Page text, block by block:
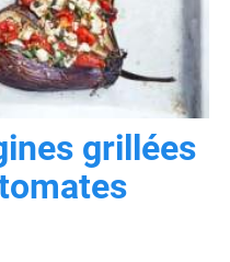
grillées